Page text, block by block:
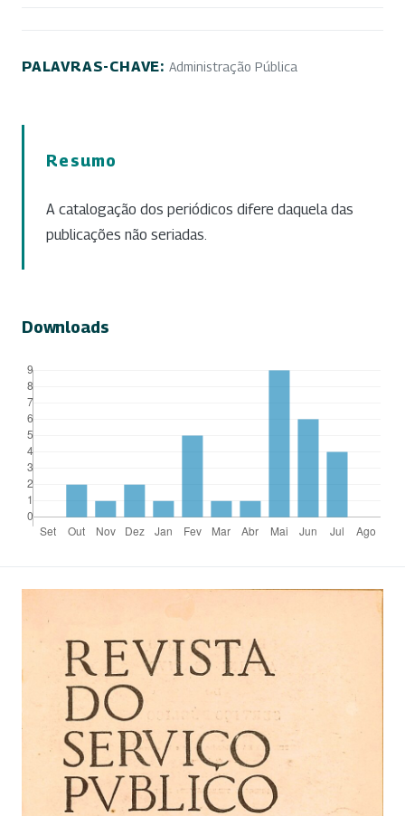
PALAVRAS-CHAVE: Administração Pública
Resumo
A catalogação dos periódicos difere daquela das
publicações não seriadas.
Downloads